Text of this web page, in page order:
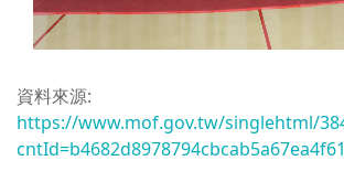
資料來源:
https://www.mof.gov.tw/singlehtml/